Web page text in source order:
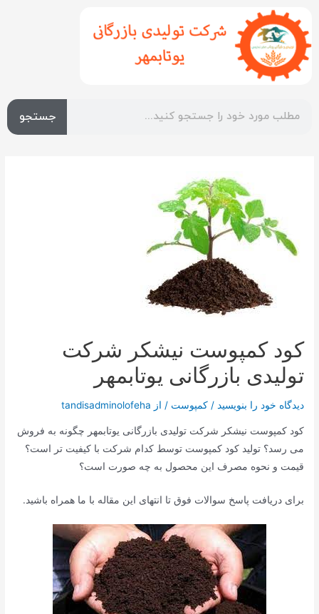
جستجو
کود کمپوست نیشکر شرکت
تولیدی بازرگانی یوتابمهر
دیدگاه‌ خود را بنویسید /کمپوست / از tandisadminolofeha
کود کمپوست نیشکر شرکت تولیدی بازرگانی یوتابمهر چگونه به فروش
می رسد؟ تولید کود کمپوست توسط کدام شرکت با کیفیت تر است؟
قیمت و نحوه مصرف این محصول به چه صورت است؟
برای دریافت پاسخ سوالات فوق تا انتهای این مقاله با ما همراه باشید.